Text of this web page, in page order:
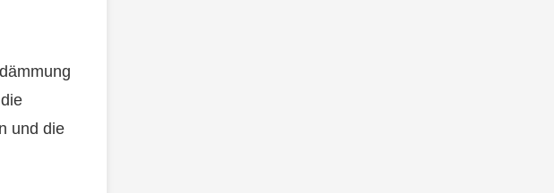
und die